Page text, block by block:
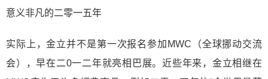
意义非凡的二零一五年
实际上，金立并不是第一次报名参加MWC（全球挪动交流
会），早在二0一二年就亮相巴展。近些年来，金立相继在